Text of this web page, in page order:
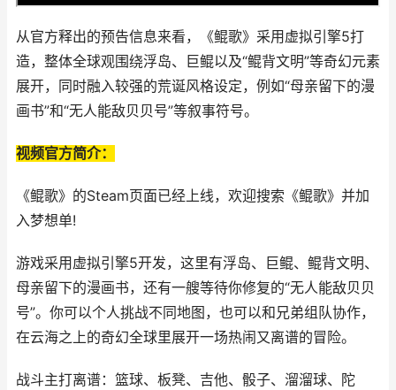
从官方释出的预告信息来看，《鲲歌》采用虚拟引擎5打
造，整体全球观围绕浮岛、巨鲲以及“鲲背文明”等奇幻元素
展开，同时融入较强的荒诞风格设定，例如“母亲留下的漫
画书”和“无人能敌贝贝号”等叙事符号。
视频官方简介：
《鲲歌》的Steam页面已经上线，欢迎搜索《鲲歌》并加
入梦想单!
游戏采用虚拟引擎5开发，这里有浮岛、巨鲲、鲲背文明、
母亲留下的漫画书，还有一艘等待你修复的“无人能敌贝贝
号”。你可以个人挑战不同地图，也可以和兄弟组队协作，
在云海之上的奇幻全球里展开一场热闹又离谱的冒险。
战斗主打离谱：篮球、板凳、吉他、骰子、溜溜球、陀